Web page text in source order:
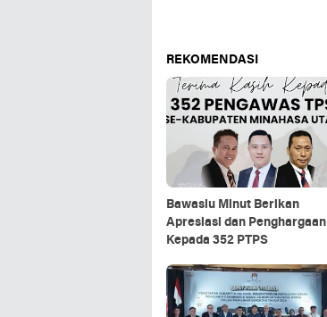
REKOMENDASI
Bawaslu Minut Berikan
Apresiasi dan Penghargaan
Kepada 352 PTPS